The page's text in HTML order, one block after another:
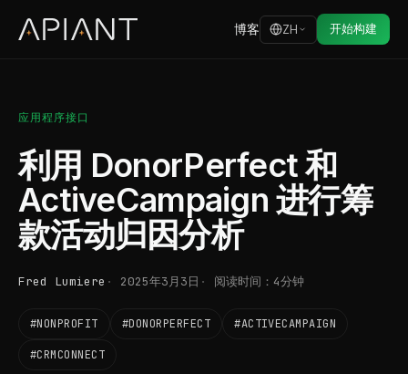
博客 ZH 开始构建
应用程序接口
利用 DonorPerfect 和
ActiveCampaign 进行筹
款活动归因分析
Fred Lumiere 2025年3月3日 阅读时间：4分钟
#NONPROFIT #DONORPERFECT #ACTIVECAMPAIGN
#CRMCONNECT